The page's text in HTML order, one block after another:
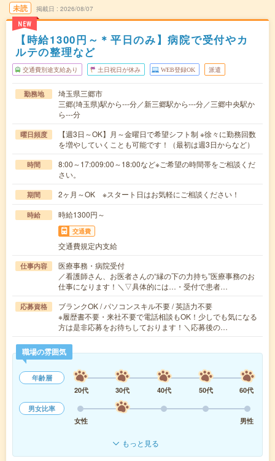
未読
NEW
掲載日 2026/08/07
【時給1300円～＊平日のみ】病院で受付やカ
ルテの整理など
交通費別途支給あり 土日祝日が休み WEB登録OK 派遣
勤務地
埼玉県三郷市
三郷(埼玉県)駅から---分／新三郷駅から---分／三郷中央駅か
ら---分
曜日頻度
【週3日～OK】月～金曜日で希望シフト制 ※徐々に勤務回数
を増やしていくことも可能です！（最初は週3日からなど）
時間
8:00～17:009:00～18:00など※ご希望の時間帯をご相談くだ
さい。
期間 2ヶ月～OK ※スタート日はお気軽にご相談ください！
時給 時給1300円～
交通費
交通費規定内支給
仕事内容
医療事務・病院受付
／看護師さん、お医者さんの“縁の下の力持ち”医療事務のお
仕事になります！＼▽具体的には…・受付で患者…
応募資格
ブランクOK / パソコンスキル不要 / 英語力不要
※履歴書不要・来社不要で電話相談もOK！少しでも気になる
方は是非応募をお待ちしております！＼応募後の…
職場の雰囲気
年齢層
20代
30代 40代 50代
60代
男女比率
女性
男性
もっと見る